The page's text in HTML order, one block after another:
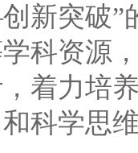
新突破”
科资源
着力培
科学思